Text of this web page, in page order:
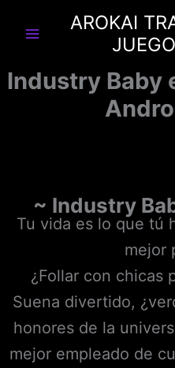
AROKAI
Industry Baby
~ Industry
Tu vida es lo que tú
mejor
¿Follar con chicas
Suena divertido,
honores de la
mejor empleado de